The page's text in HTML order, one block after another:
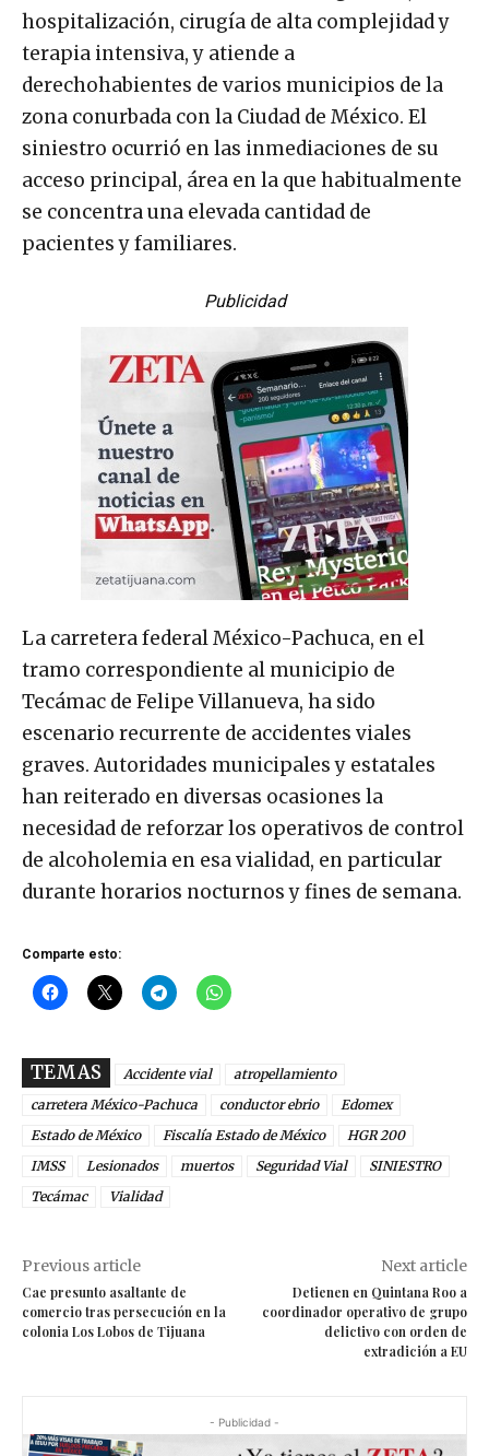
hospitalización, cirugía de alta complejidad y
terapia intensiva, y atiende a
derechohabientes de varios municipios de la
zona conurbada con la Ciudad de México. El
siniestro ocurrió en las inmediaciones de su
acceso principal, área en la que habitualmente
se concentra una elevada cantidad de
pacientes y familiares.
Publicidad
La carretera federal México-Pachuca, en el
tramo correspondiente al municipio de
Tecámac de Felipe Villanueva, ha sido
escenario recurrente de accidentes viales
graves. Autoridades municipales y estatales
han reiterado en diversas ocasiones la
necesidad de reforzar los operativos de control
de alcoholemia en esa vialidad, en particular
durante horarios nocturnos y fines de semana.
Comparte esto:
TEMAS Accidente vial
atropellamiento
carretera México-Pachuca
conductor ebrio
Edomex
Estado de México
Fiscalía Estado de México
HGR 200
IMSS
Lesionados muertos Seguridad Vial
SINIESTRO
Tecámac
Vialidad
Previous article
Cae presunto asaltante de
comercio tras persecución en la
colonia Los Lobos de Tijuana
Next article
Detienen en Quintana Roo a
coordinador operativo de grupo
delictivo con orden de
extradición a EU
- Publicidad -